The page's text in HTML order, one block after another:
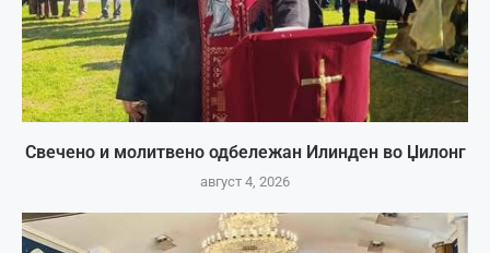
Свечено и молитвено одбележан Илинден во Џилонг
август 4, 2026